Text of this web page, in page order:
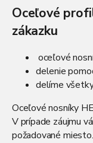
Oceľové
zákazku
oceľové
delenie
delíme
Oceľové nosníky
V prípade záujmu
požadované miesto.